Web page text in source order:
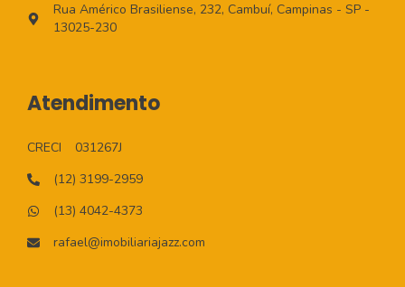
Rua Américo Brasiliense, 232, Cambuí, Campinas - SP -
13025-230
Atendimento
CRECI
031267J
(12) 3199-2959
(13) 4042-4373
rafael@imobiliariajazz.com